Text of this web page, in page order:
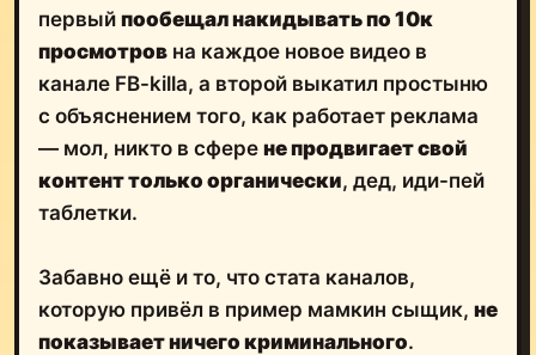
первый пообещал накидывать по 10к
просмотров на каждое новое видео в
канале FB-killa, а второй выкатил простыню
с объяснением того, как работает реклама
— мол, никто в сфере не продвигает свой
контент только органически, дед, иди-пей
таблетки.
Забавно ещё и то, что стата каналов,
которую привёл в пример мамкин сыщик, не
показывает ничего криминального.